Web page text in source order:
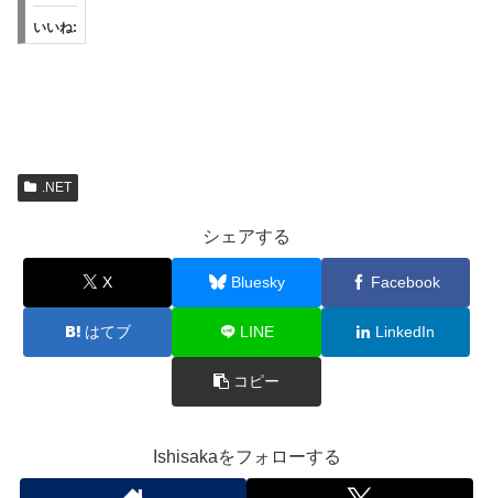
いいね:
.NET
シェアする
X Bluesky Facebook
はてブ LINE LinkedIn
コピー
Ishisakaをフォローする